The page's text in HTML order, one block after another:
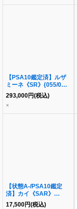
【PSA10鑑定済】ルザ
ミーネ《SR》{055/050}
[その他]
293,000円(税込)
×
【状態A-/PSA10鑑定
済】カイ《SAR》
{236/172}[その他]
17,500円(税込)